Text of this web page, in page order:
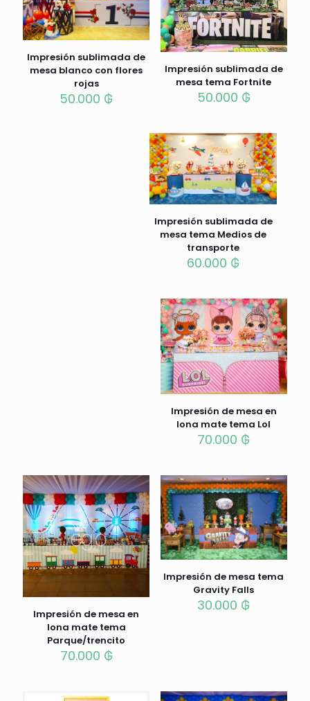
Impresión sublimada de
mesa blanco con flores
rojas
50.000 ₲
Impresión sublimada de
mesa tema Fortnite
50.000 ₲
Impresión sublimada de
mesa tema Medios de
transporte
60.000 ₲
Impresión de mesa en
lona mate tema Lol
70.000 ₲
Impresión de mesa en
lona mate tema
Parque/trencito
70.000 ₲
Impresión de mesa tema
Gravity Falls
30.000 ₲